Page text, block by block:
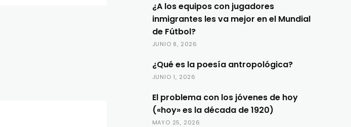
¿A los equipos con jugadores
inmigrantes les va mejor en el Mundial
de Fútbol?
JUNIO 8, 2026
¿Qué es la poesía antropológica?
JUNIO 1, 2026
El problema con los jóvenes de hoy
(«hoy» es la década de 1920)
MAYO 25, 2026